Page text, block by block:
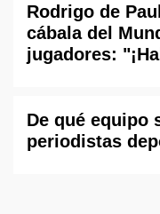
Rodrigo de
cábala del
jugadores:
De qué equipo
periodistas